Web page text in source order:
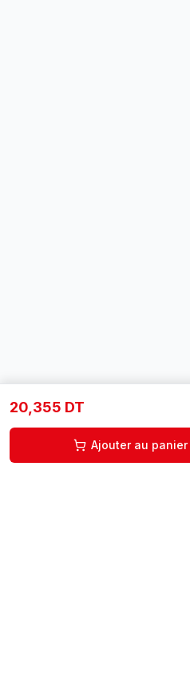
20,355 DT
Ajouter au panier